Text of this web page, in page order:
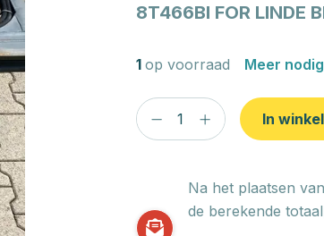
8T466BI FOR LINDE
1 op voorraad Meer
In
Na het plaatsen
de berekende